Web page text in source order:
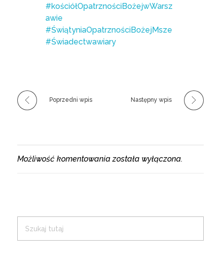
#kościółOpatrznościBożejwWarsz
awie
#ŚwiątyniaOpatrznościBożejMsze
#Świadectwawiary
Poprzedni wpis Następny wpis
Możliwość komentowania została wyłączona.